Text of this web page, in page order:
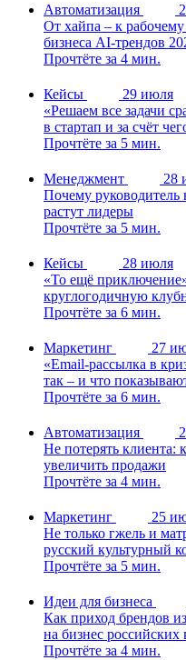
Автоматизация
От хайпа – к
бизнеса AI-трендов
Прочтёте за 4 мин.
Кейсы
29 июля
«Решаем все задачи
в стартап и за счёт
Прочтёте за 5 мин.
Менеджмент
28
Почему руководитель
растут лидеры
Прочтёте за 5 мин.
Кейсы
28 июля
«То ещё
круглогодичную
Прочтёте за 6 мин.
Маркетинг
27
«Email-рассылка в
так – и что
Прочтёте за 6 мин.
Автоматизация
Не потерять клиента:
увеличить продажи
Прочтёте за 4 мин.
Маркетинг
25
Не только гжель и
русский культурный
Прочтёте за 5 мин.
Идеи для бизнеса
Как приход брендов
на бизнес российских
Прочтёте за 4 мин.